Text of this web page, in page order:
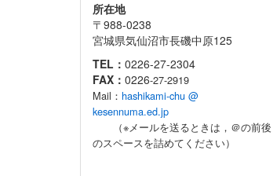
所在地
〒988-0238
宮城県気仙沼市長磯中原125
TEL： 0226-27-2304
FAX： 0226-27-2919
Mail： hashikami-chu @
kesennuma.ed.jp
（※メールを送るときは，＠の前後
のスペースを詰めてください）